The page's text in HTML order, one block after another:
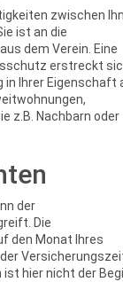
zwischen
ist an die
dem Verein. Eine
erstreckt
in Ihrer Eigenschaft
z.B. Nachbarn oder
der
Die
den Monat Ihres
hier nicht der